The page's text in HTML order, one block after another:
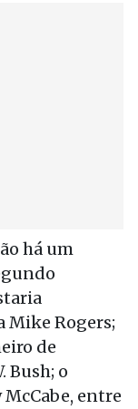
há um
Mike Rogers;
de
Bush; o
entre